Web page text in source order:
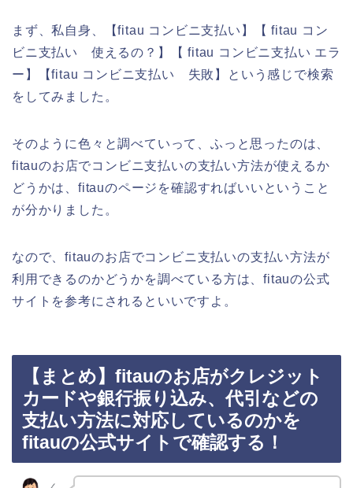
まず、私自身、【fitau コンビニ支払い】【 fitau コン
ビニ支払い 使えるの？】【 fitau コンビニ支払い エラ
ー】【fitau コンビニ支払い 失敗】という感じで検索
をしてみました。
そのように色々と調べていって、ふっと思ったのは、
fitauのお店でコンビニ支払いの支払い方法が使えるか
どうかは、fitauのページを確認すればいいということ
が分かりました。
なので、fitauのお店でコンビニ支払いの支払い方法が
利用できるのかどうかを調べている方は、fitauの公式
サイトを参考にされるといいですよ。
【まとめ】fitauのお店がクレジット
カードや銀行振り込み、代引などの
支払い方法に対応しているのかを
fitauの公式サイトで確認する！